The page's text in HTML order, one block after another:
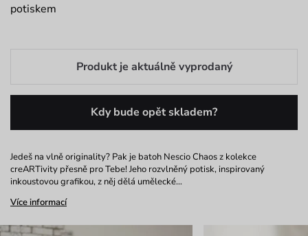
potiskem
Produkt je aktuálně vyprodaný
Kdy bude opět skladem?
Jedeš na vlně originality? Pak je batoh Nescio Chaos z kolekce
creARTivity přesně pro Tebe! Jeho rozvlněný potisk, inspirovaný
inkoustovou grafikou, z něj dělá umělecké…
Více informací